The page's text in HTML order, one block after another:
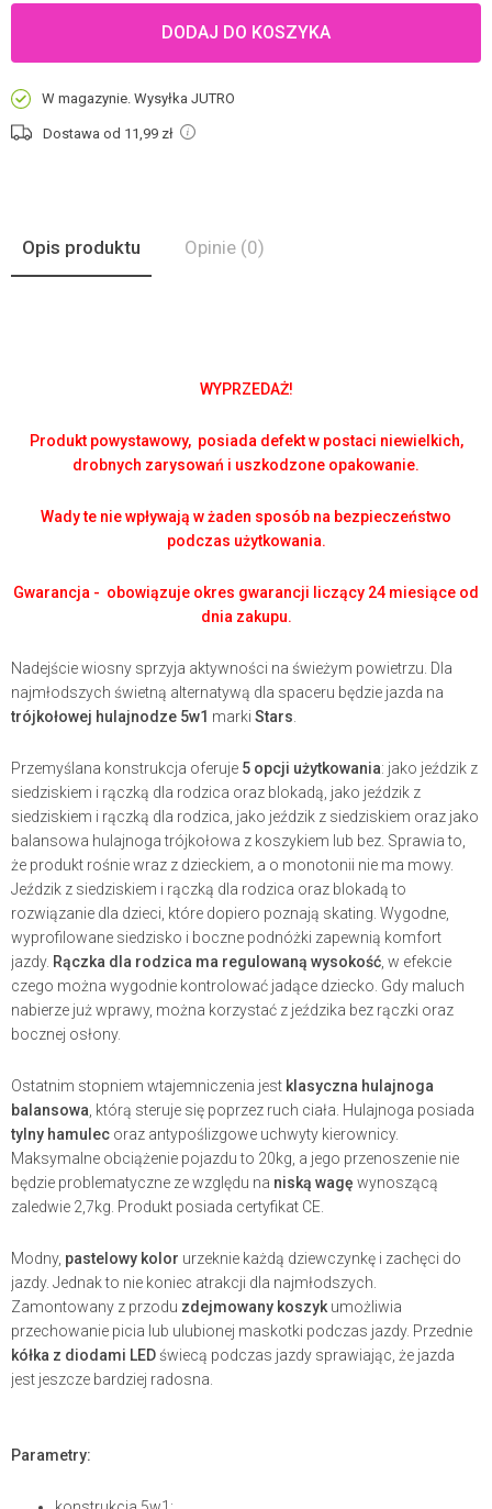
DODAJ DO KOSZYKA
W magazynie. Wysyłka JUTRO
Dostawa od 11,99 zł
Opis produktu Opinie (0)
WYPRZEDAŻ!
Produkt powystawowy, posiada defekt w postaci niewielkich,
drobnych zarysowań i uszkodzone opakowanie.
Wady te nie wpływają w żaden sposób na bezpieczeństwo
podczas użytkowania.
Gwarancja - obowiązuje okres gwarancji liczący 24 miesiące od
dnia zakupu.
Nadejście wiosny sprzyja aktywności na świeżym powietrzu. Dla
najmłodszych świetną alternatywą dla spaceru będzie jazda na
trójkołowej hulajnodze 5w1 marki Stars
Przemyślana konstrukcja oferuje 5 opcji użytkowania: jako jeździk z
siedziskiem i rączką dla rodzica oraz blokadą, jako jeździk z
siedziskiem i rączką dla rodzica, jako jeździk z siedziskiem oraz jako
balansowa hulajnoga trójkołowa z koszykiem lub bez. Sprawia to,
że produkt rośnie wraz z dzieckiem, a o monotonii nie ma mowy.
Jeździk z siedziskiem i rączką dla rodzica oraz blokadą to
rozwiązanie dla dzieci, które dopiero poznają skating. Wygodne,
wyprofilowane siedzisko i boczne podnóżki zapewnią komfort
jazdy. Rączka dla rodzica ma regulowaną wysokość , w efekcie
czego można wygodnie kontrolować jadące dziecko. Gdy maluch
nabierze już wprawy, można korzystać z jeździka bez rączki oraz
bocznej osłony.
Ostatnim stopniem wtajemniczenia jest klasyczna hulajnoga
balansowa , którą steruje się poprzez ruch ciała. Hulajnoga posiada
tylny hamulec oraz antypoślizgowe uchwyty kierownicy.
Maksymalne obciążenie pojazdu to 20kg, a jego przenoszenie nie
będzie problematyczne ze względu na niską wagę wynoszącą
zaledwie 2,7kg. Produkt posiada certyfikat CE.
Modny, pastelowy kolor urzeknie każdą dziewczynkę i zachęci do
jazdy. Jednak to nie koniec atrakcji dla najmłodszych.
Zamontowany z przodu zdejmowany koszyk umożliwia
przechowanie picia lub ulubionej maskotki podczas jazdy. Przednie
kółka z diodami LEDświecą podczas jazdy sprawiając, że jazda
jest jeszcze bardziej radosna.
Parametry: